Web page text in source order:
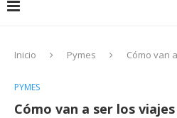
Inicio Pymes Cómo van
PYMES
Cómo van a ser los